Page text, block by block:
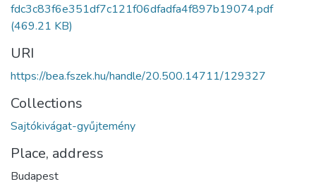
fdc3c83f6e351df7c121f06dfadfa4f897b19074.pdf
(469.21 KB)
URI
https://bea.fszek.hu/handle/20.500.14711/129327
Collections
Sajtókivágat-gyűjtemény
Place, address
Budapest